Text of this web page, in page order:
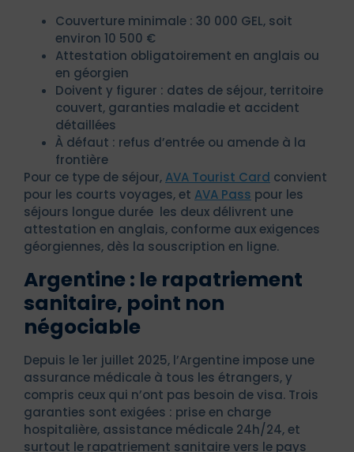
Couverture minimale : 30 000 GEL, soit
environ 10 500 €
Attestation obligatoirement en anglais ou
en géorgien
Doivent y figurer : dates de séjour, territoire
couvert, garanties maladie et accident
détaillées
À défaut : refus d’entrée ou amende à la
frontière
Pour ce type de séjour, AVA Tourist Card convient
pour les courts voyages, et AVA Pass pour les
séjours longue durée les deux délivrent une
attestation en anglais, conforme aux exigences
géorgiennes, dès la souscription en ligne.
Argentine : le rapatriement
sanitaire, point non
négociable
Depuis le 1er juillet 2025, l’Argentine impose une
assurance médicale à tous les étrangers, y
compris ceux qui n’ont pas besoin de visa. Trois
garanties sont exigées : prise en charge
hospitalière, assistance médicale 24h/24, et
surtout le rapatriement sanitaire vers le pays